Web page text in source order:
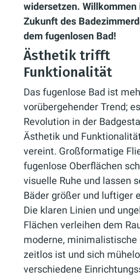
widersetzen. Willkommen
Zukunft des
dem fugenlosen Bad!
Ästhetik trifft
Funktionalität
Das fugenlose Bad ist
vorübergehender Trend;
Revolution in der
Ästhetik und
vereint. Großformatige
fugenlose Oberflächen
visuelle Ruhe und lassen
Bäder größer und luftiger
Die klaren Linien und
Flächen verleihen dem
moderne, minimalistische
zeitlos ist und sich
verschiedene